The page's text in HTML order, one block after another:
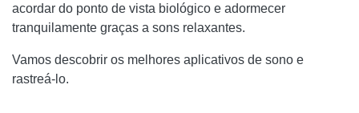
acordar do ponto de vista biológico e adormecer
tranquilamente graças a sons relaxantes.
Vamos descobrir os melhores aplicativos de sono e
rastreá-lo.